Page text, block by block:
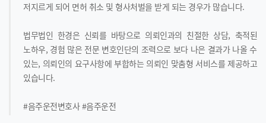
저지르게 되어 면허 취소 및 형사처벌을 받게 되는 경우가 많습니다.
법무법인 한경은 신뢰를 바탕으로 의뢰인과의 친절한 상담, 축적된
노하우, 경험 많은 전문 변호인단의 조력으로 보다 나은 결과가 나올 수
있는, 의뢰인의 요구사항에 부합하는 의뢰인 맞춤형 서비스를 제공하고
있습니다.
#음주운전변호사 #음주운전